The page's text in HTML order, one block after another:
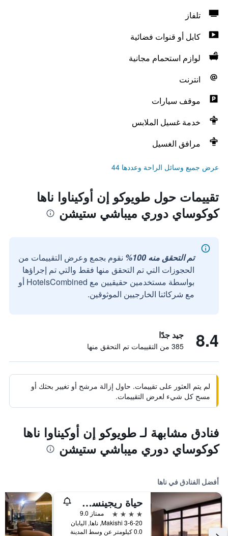
تلفاز
كابل أو قنوات فضائية
لوازم استحمام مجانية
انترنت
موقف سيارات
خدمة غسيل الملابس
مرافق الغسيل
عرض جميع وسائل الراحة وعددها 44
تقييمات حول طويوكو إن أوكيناوا ناها
كوكوساي دوري ميباشي ستيشن
تم التحقق منه 100%
نقوم بجمع وعرض التقييمات من
الحجوزات التي تم التحقق منها فقط والتي تم إجراؤها
بواسطة مستخدمين حقيقيين مع HotelsCombined أو
مع شركائنا الخارجيين الموثوقين.
8.4 جيد جدًا
385 من التقييمات تم التحقق منها
لم يتم العثور على تقييمات. حاول إزالة مرشح أو تغيير بحثك أو
مسح كل شيء لعرض التقييمات.
فنادق مشابهة لـ طويوكو إن أوكيناوا ناها
كوكوساي دوري ميباشي ستيشن
أفضل الفنادق في ناها
حياة ريجينسي ناها، أوكيناوا
4 نجوم
ممتاز 9.0
3-6-20 Makishi, ناها, اليابان
0.0 كيلومتر عن وسط المدينة